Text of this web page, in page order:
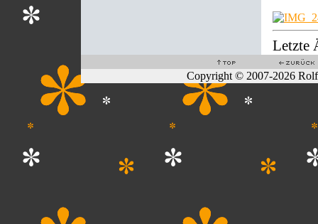
Letzte
Copyright © 2007-2026